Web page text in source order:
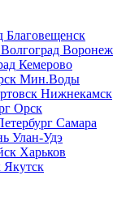
Благовещенск
Волгоград Воронеж
Кемерово
Мин.Воды
Нижнекамск
Орск
Самара
Улан-Удэ
Харьков
Якутск